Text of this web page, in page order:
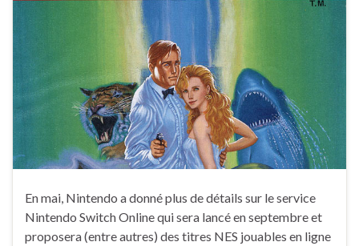
En mai, Nintendo a donné plus de détails sur le service
Nintendo Switch Online qui sera lancé en septembre et
proposera (entre autres) des titres NES jouables en ligne